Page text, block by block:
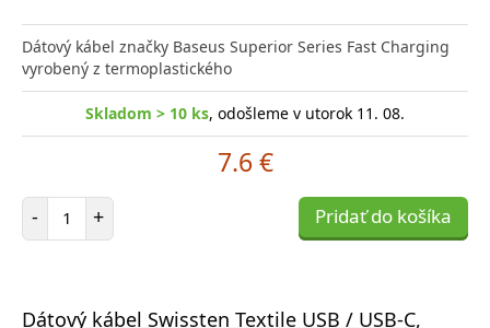
Dátový kábel značky Baseus Superior Series Fast Charging
vyrobený z termoplastického
Skladom > 10 ks, odošleme v utorok 11. 08.
7.6 €
- Počet položiek
+ Pridať do košíka
Dátový kábel Swissten Textile USB / USB-C,